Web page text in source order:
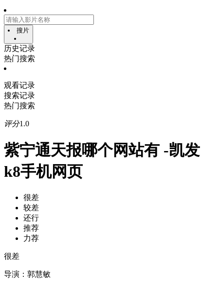
搜片
历史记录
热门搜索
观看记录
搜索记录
热门搜索
评分1.0
紫宁通天报哪个网站有 -凯发
k8手机网页
很差
较差
还行
推荐
力荐
很差
导演： 郭慧敏